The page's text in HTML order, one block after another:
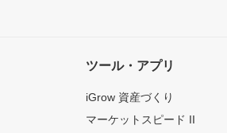
ツール・アプリ
iGrow 資産づくり
マーケットスピード II